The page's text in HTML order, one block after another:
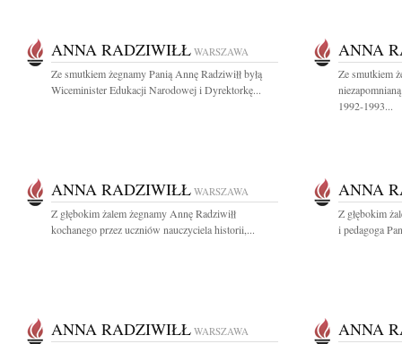
ANNA RADZIWIŁŁ WARSZAWA
Ze smutkiem żegnamy Panią Annę Radziwiłł byłą
Wiceminister Edukacji Narodowej i Dyrektorkę...
ANNA
Ze smutkiem
1992-1993...
ANNA RADZIWIŁŁ WARSZAWA
Z głębokim żalem żegnamy Annę Radziwiłł
kochanego przez uczniów nauczyciela historii,...
ANNA
Z głębokim
i pedagoga
ANNA RADZIWIŁŁ WARSZAWA ANNA